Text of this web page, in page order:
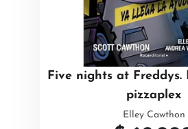
Five nights at Freddys.
pizzaplex
Elley Cawthon